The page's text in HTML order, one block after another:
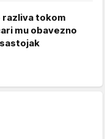
razliva tokom
mu obavezno